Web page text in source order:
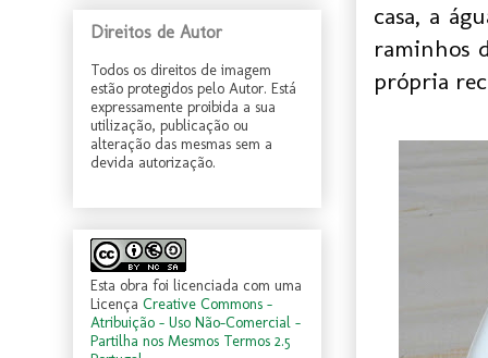
casa, a
raminhos
própria
Direitos de Autor
Todos os direitos de imagem
estão protegidos pelo Autor. Está
expressamente proibida a sua
utilização, publicação ou
alteração das mesmas sem a
devida autorização.
Esta obra foi licenciada com uma
Licença Creative Commons -
Atribuição - Uso Não-Comercial -
Partilha nos Mesmos Termos 2.5